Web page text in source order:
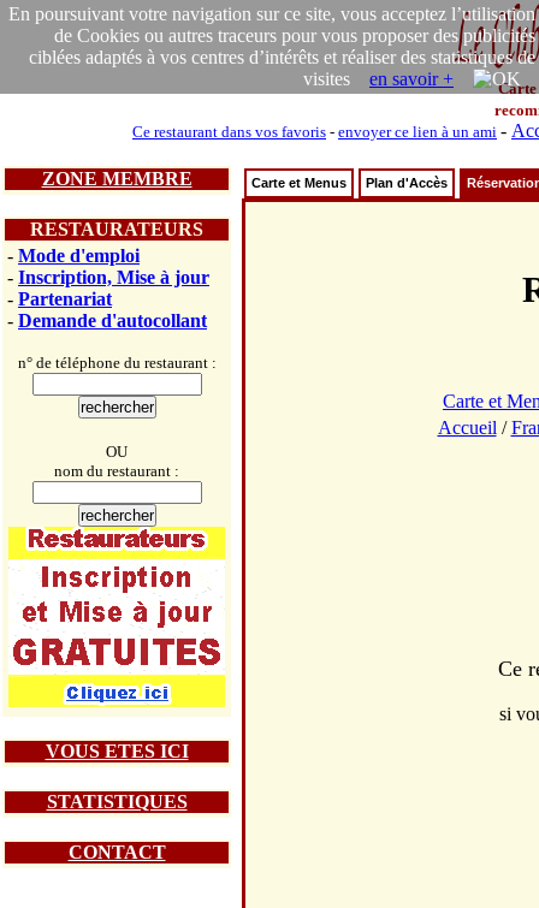
En poursuivant votre navigation sur ce site, vous acceptez l’utilisation
de Cookies ou autres traceurs pour vous proposer des publicités
ciblées adaptés à vos centres d’intérêts et réaliser des statistiques de
visites en savoir +
Carte
Ce restaurant dans vos favoris - envoyer ce lien à un ami -
ZONE MEMBRE
RESTAURATEURS
- Mode d'emploi
- Inscription, Mise à jour
- Partenariat
- Demande d'autocollant
n° de téléphone du restaurant :
OU
nom du restaurant :
VOUS ETES ICI
STATISTIQUES
CONTACT
Carte et Menus Plan d'Accès
Carte et
Accueil /
Ce
si